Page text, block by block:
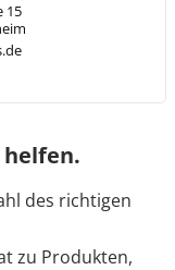
15
des richtigen
zu Produkten,